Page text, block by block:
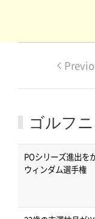
ゴルフ
POシリーズ進出を
ウィンダム選手権